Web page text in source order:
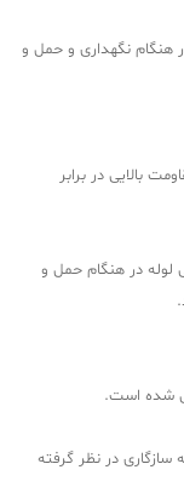
هنگام نگهداری و حمل و
بالایی در برابر
لوله در هنگام حمل و
شده است.
سازگاری در نظر گرفته